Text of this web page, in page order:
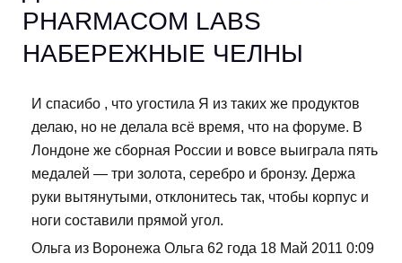
PHARMACOM LABS
НАБЕРЕЖНЫЕ ЧЕЛНЫ
И спасибо , что угостила Я из таких же продуктов
делаю, но не делала всё время, что на форуме. В
Лондоне же сборная России и вовсе выиграла пять
медалей — три золота, серебро и бронзу. Держа
руки вытянутыми, отклонитесь так, чтобы корпус и
ноги составили прямой угол.
Ольга из Воронежа Ольга 62 года 18 Май 2011 0:09